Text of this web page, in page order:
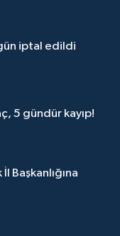
iptal edildi
5 gündür kayıp!
Başkanlığına